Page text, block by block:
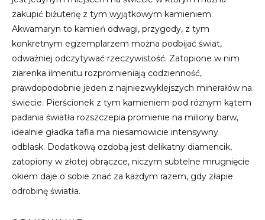
zakupić biżuterię z tym wyjątkowym kamieniem.
Akwamaryn to kamień odwagi, przygody, z tym
konkretnym egzemplarzem można podbijać świat,
odważniej odczytywać rzeczywistość. Zatopione w nim
ziarenka ilmenitu rozpromieniają codzienność,
prawdopodobnie jeden z najniezwyklejszych minerałów na
świecie. Pierścionek z tym kamieniem pod różnym kątem
padania światła rozszczepia promienie na miliony barw,
idealnie gładka tafla ma niesamowicie intensywny
odblask. Dodatkową ozdobą jest delikatny diamencik,
zatopiony w złotej obrączce, niczym subtelne mrugnięcie
okiem daje o sobie znać za każdym razem, gdy złapie
odrobinę światła.